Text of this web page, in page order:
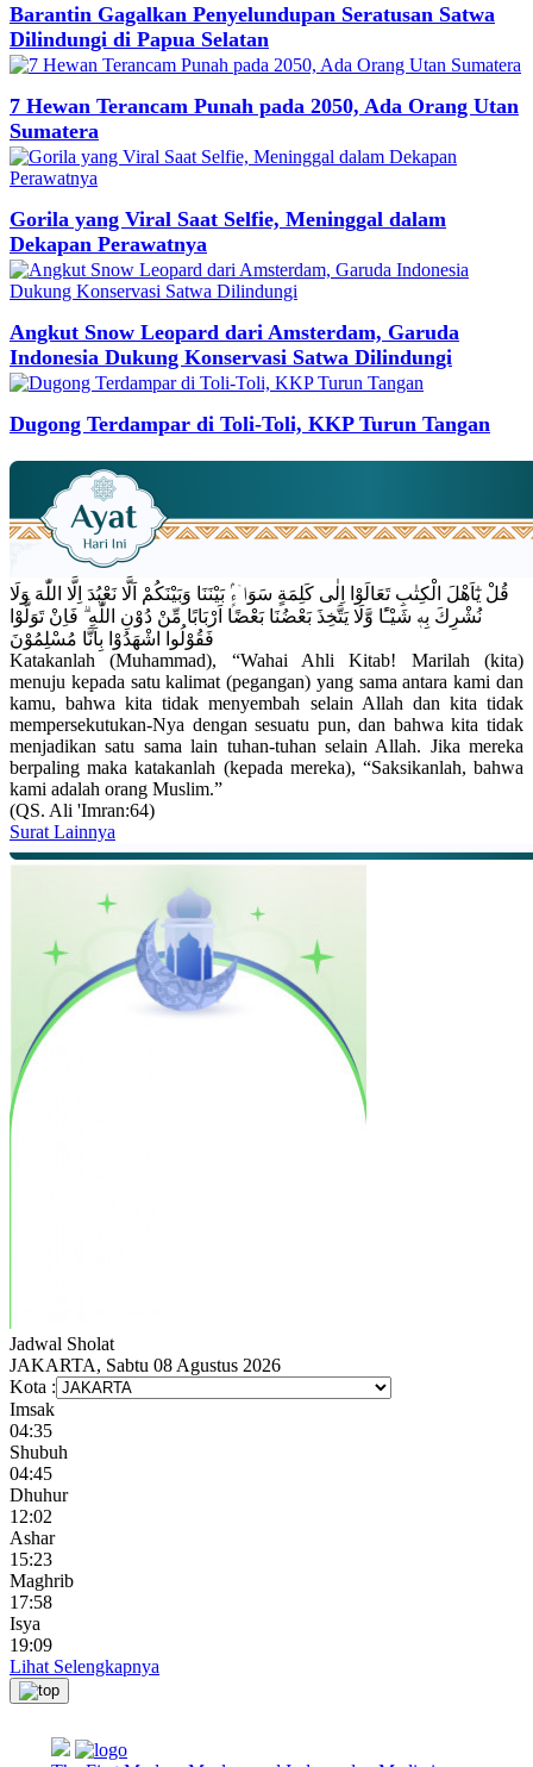
Barantin Gagalkan Penyelundupan Seratusan Satwa
Dilindungi di Papua Selatan
7 Hewan Terancam Punah pada 2050, Ada Orang Utan
Sumatera
Gorila yang Viral Saat Selfie, Meninggal dalam
Dekapan Perawatnya
Angkut Snow Leopard dari Amsterdam, Garuda
Indonesia Dukung Konservasi Satwa Dilindungi
Dugong Terdampar di Toli-Toli, KKP Turun Tangan
قُلْ يٰٓاَهْلَ الْكِتٰبِ تَعَالَوْا اِلٰى كَلِمَةٍ سَوَاۤءٍۢ بَيْنَنَا وَبَيْنَكُمْ اَلَّا نَعْبُدَ اِلَّا اللّٰهَ وَلَا
نُشْرِكَ بِهٖ شَيْـًٔا وَّلَا يَتَّخِذَ بَعْضُنَا بَعْضًا اَرْبَابًا مِّنْ دُوْنِ اللّٰهِ ۗ فَاِنْ تَوَلَّوْا
فَقُوْلُوا اشْهَدُوْا بِاَنَّا مُسْلِمُوْنَ
Katakanlah (Muhammad), “Wahai Ahli Kitab! Marilah (kita)
menuju kepada satu kalimat (pegangan) yang sama antara kami dan
kamu, bahwa kita tidak menyembah selain Allah dan kita tidak
mempersekutukan-Nya dengan sesuatu pun, dan bahwa kita tidak
menjadikan satu sama lain tuhan-tuhan selain Allah. Jika mereka
berpaling maka katakanlah (kepada mereka), “Saksikanlah, bahwa
kami adalah orang Muslim.”
(QS. Ali 'Imran:64)
Surat Lainnya
Jadwal Sholat
JAKARTA, Sabtu 08 Agustus 2026
Kota :
Imsak
04:35
Shubuh
04:45
Dhuhur
12:02
Ashar
15:23
Maghrib
17:58
Isya
19:09
Lihat Selengkapnya